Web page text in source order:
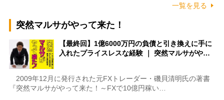
一覧を見る
突然マルサがやって来た！
【最終回】1億6000万円の負債と引き換えに手に
入れたプライスレスな経験 ｜ 突然マルサがや…
2009年12月に発行された元FXトレーダー・磯貝清明氏の著書
『突然マルサがやって来た！～FXで10億円稼い…